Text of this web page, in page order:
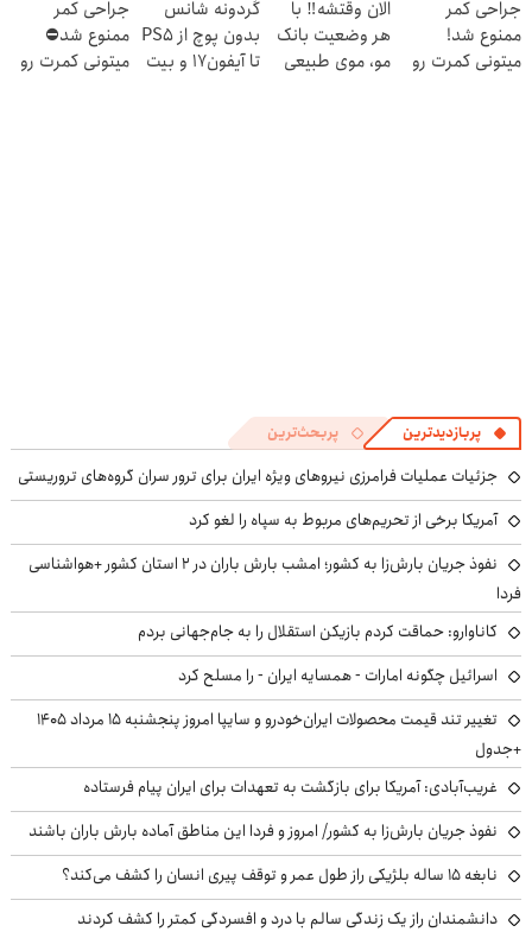
بده 🎯
جراحی کمر
ممنوع شد!
میتونی کمرت رو
الان وقتشه‼️ با
هر وضعیت بانک
مو، موی طبیعی
گردونه شانس
بدون پوچ از PS5
تا آیفون17 و بیت
جراحی کمر
ممنوع شد⛔
میتونی کمرت رو
پربازدیدترین پربحث‌ترین
جزئیات عملیات فرامرزی نیروهای ویژه ایران برای ترور سران گروه‌های تروریستی
آمریکا برخی از تحریم‌های مربوط به سپاه را لغو کرد
نفوذ جریان بارش‌زا به کشور؛ امشب بارش باران در ۲ استان کشور +هواشناسی
فردا
کاناوارو: حماقت کردم بازیکن استقلال را به جام‌جهانی بردم
اسرائیل چگونه امارات - همسایه ایران - را مسلح کرد
تغییر تند قیمت محصولات ایران‌خودرو و سایپا امروز پنجشنبه ۱۵ مرداد ۱۴۰۵
+جدول
غریب‌آبادی: آمریکا برای بازگشت به تعهدات برای ایران پیام فرستاده
نفوذ جریان بارش‌زا به کشور/ امروز و فردا این مناطق آماده بارش باران باشند
نابغه ۱۵ ساله بلژیکی راز طول عمر و توقف پیری انسان را کشف می‌کند؟
دانشمندان راز یک زندگی سالم با درد و افسردگی کمتر را کشف کردند